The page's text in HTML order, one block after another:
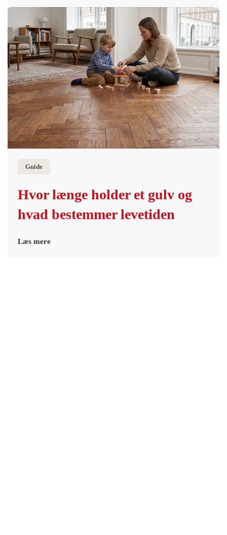
Guide
Hvor længe holder et gulv og
hvad bestemmer levetiden
Læs mere